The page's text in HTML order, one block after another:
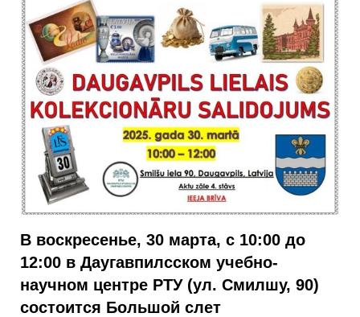
В воскресенье, 30 марта, с 10:00 до
12:00 в Даугавпилсском учебно-
научном центре РТУ (ул. Смилшу, 90)
состоится Большой слет